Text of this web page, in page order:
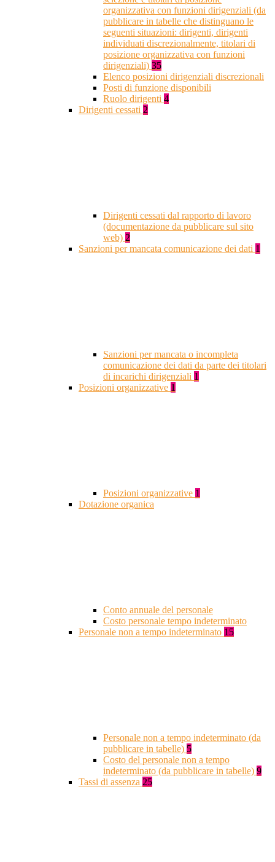
organizzativa con funzioni dirigenziali (da
pubblicare in tabelle che distinguano le
seguenti situazioni: dirigenti, dirigenti
individuati discrezionalmente, titolari di
posizione organizzativa con funzioni
dirigenziali) 35
Elenco posizioni dirigenziali discrezionali
Posti di funzione disponibili
Ruolo dirigenti 4
Dirigenti cessati 2
Dirigenti cessati dal rapporto di lavoro
(documentazione da pubblicare sul sito
web) 2
Sanzioni per mancata comunicazione dei dati 1
Sanzioni per mancata o incompleta
comunicazione dei dati da parte dei titolari
di incarichi dirigenziali 1
Posizioni organizzative 1
Posizioni organizzative 1
Dotazione organica
Conto annuale del personale
Costo personale tempo indeterminato
Personale non a tempo indeterminato 15
Personale non a tempo indeterminato (da
pubblicare in tabelle) 5
Costo del personale non a tempo
indeterminato (da pubblicare in tabelle) 9
Tassi di assenza 25